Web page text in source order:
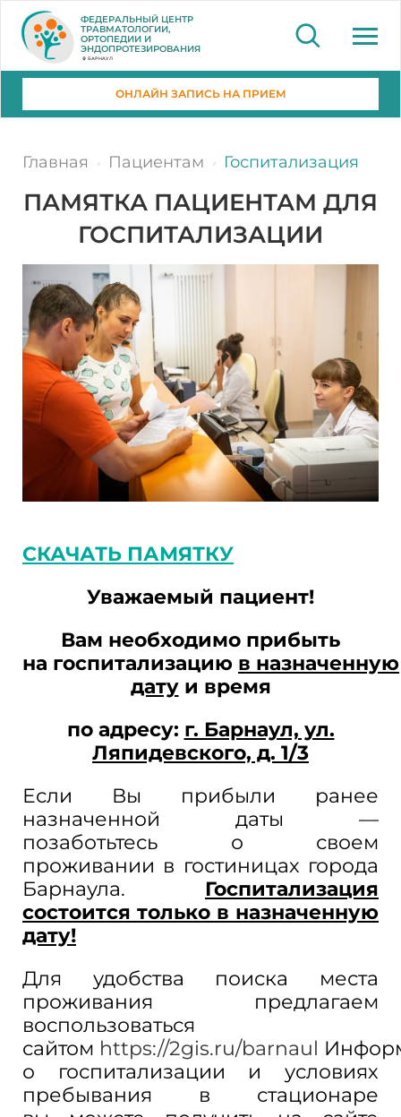
ФЕДЕРАЛЬНЫЙ ЦЕНТР
ТРАВМАТОЛОГИИ,
ОРТОПЕДИИ И
ЭНДОПРОТЕЗИРОВАНИЯ
БАРНАУЛ
ОНЛАЙН ЗАПИСЬ НА ПРИЕМ
Главная Пациентам Госпитализация
ПАМЯТКА ПАЦИЕНТАМ ДЛЯ
ГОСПИТАЛИЗАЦИИ
СКАЧАТЬ ПАМЯТКУ
Уважаемый пациент!
Вам необходимо прибыть
на госпитализацию в назначенную
датуи время
по адресу: г. Барнаул, ул.
Ляпидевского, д. 1/3
Если Вы
прибыли ранее
назначенной даты
—
позаботьтесь о
своем
проживании в гостиницах города
Барнаула. Госпитализация
состоится только в назначенную
дату!
Для удобства поиска места
проживания предлагаем
воспользоваться
сайтом https://2gis.ru/barnaul
о
госпитализации и
условиях
пребывания в
стационаре